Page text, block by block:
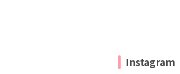
Instagram